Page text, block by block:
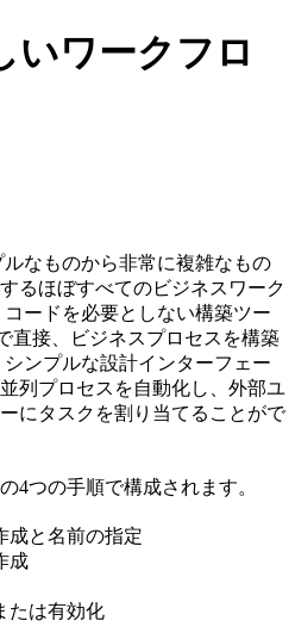
いワークフロ
なものから非常に複雑なもの
るほぼすべてのビジネスワーク
ードを必要としない構築ツー
直接、ビジネスプロセスを構築
ンプルな設計インターフェー
列プロセスを自動化し、外部ユ
にタスクを割り当てることがで
4つの手順で構成されます。
成と名前の指定
成
たは有効化